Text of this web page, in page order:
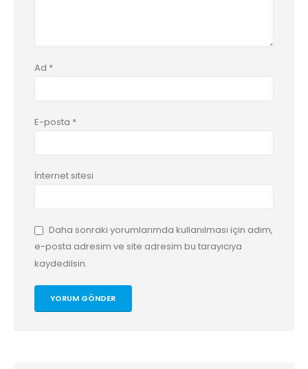
Ad *
E-posta *
İnternet sitesi
Daha sonraki yorumlarımda kullanılması için adım,
e-posta adresim ve site adresim bu tarayıcıya
kaydedilsin.